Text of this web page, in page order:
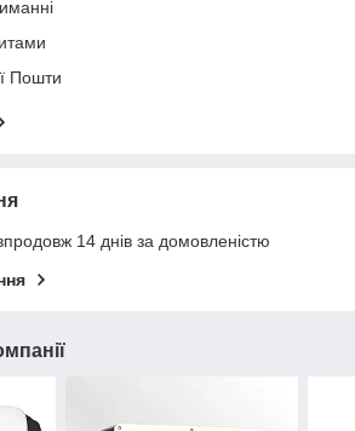
Пошти
14 днів за домовленістю